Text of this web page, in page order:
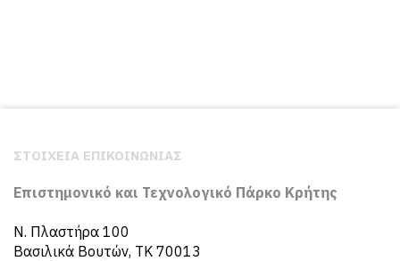
ΣΤΟΙΧΕΙΑ ΕΠΙΚΟΙΝΩΝΙΑΣ
Επιστημονικό και Τεχνολογικό Πάρκο Κρήτης
N. Πλαστήρα 100
Βασιλικά Βουτών, ΤΚ 70013